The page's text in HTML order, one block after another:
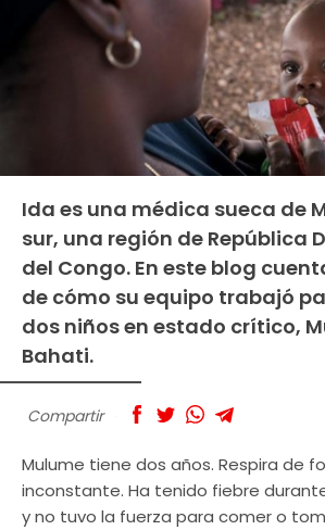
Ida es una médica sueca de
sur, una región de República
del Congo. En este blog
de cómo su equipo trabajó
dos niños en estado crítico,
Bahati.
Compartir
Mulume tiene dos años. Respira de
inconstante. Ha tenido fiebre
y no tuvo la fuerza para comer o